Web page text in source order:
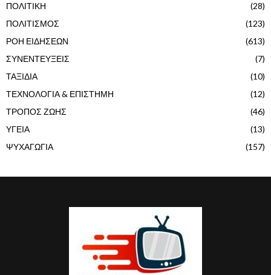
ΠΟΛΙΤΙΚΗ
(28)
ΠΟΛΙΤΙΣΜΟΣ
(123)
ΡΟΗ ΕΙΔΗΣΕΩΝ
(613)
ΣΥΝΕΝΤΕΥΞΕΙΣ
(7)
ΤΑΞΙΔΙΑ
(10)
ΤΕΧΝΟΛΟΓΙΑ & ΕΠΙΣΤΗΜΗ
(12)
ΤΡΟΠΟΣ ΖΩΗΣ
(46)
ΥΓΕΙΑ
(13)
ΨΥΧΑΓΩΓΙΑ
(157)